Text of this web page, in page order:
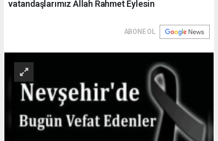
vatandaşlarımız Allah Rahmet Eylesin
ABONE OL